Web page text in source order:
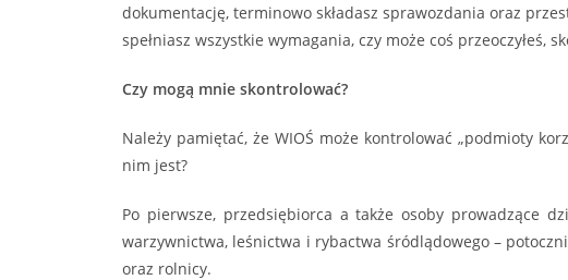
dokumentację, terminowo składasz sprawozdania oraz
spełniasz wszystkie wymagania, czy może coś przeoczyłeś,
Czy mogą mnie skontrolować?
Należy pamiętać, że WIOŚ może kontrolować „podmioty
nim jest?
Po pierwsze, przedsiębiorca a także osoby prowadzące
warzywnictwa, leśnictwa i rybactwa śródlądowego –
oraz rolnicy.